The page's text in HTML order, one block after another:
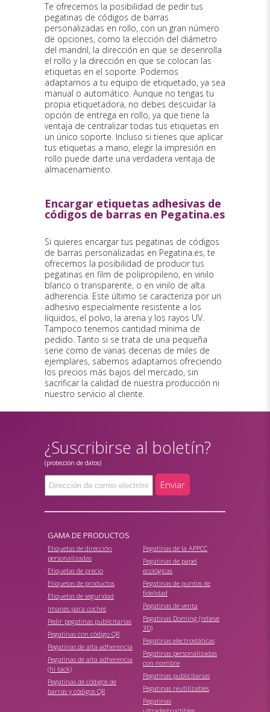
Te ofrecemos la posibilidad de pedir tus
pegatinas de códigos de barras
personalizadas en rollo, con un gran número
de opciones, como la elección del diámetro
del mandril, la dirección en que se desenrolla
el rollo y la dirección en que se colocan las
etiquetas en el soporte. Podemos
adaptarnos a tu equipo de etiquetado, ya sea
manual o automático. Aunque no tengas tu
propia etiquetadora, no debes descuidar la
opción de entrega en rollo, ya que tiene la
ventaja de centralizar todas tus etiquetas en
un único soporte. Incluso si tienes que aplicar
tus etiquetas a mano, elegir la impresión en
rollo puede darte una verdadera ventaja de
almacenamiento.
Encargar etiquetas adhesivas de
códigos de barras en Pegatina.es
Si quieres encargar tus pegatinas de códigos
de barras personalizadas en Pegatina.es, te
ofrecemos la posibilidad de producir tus
pegatinas en film de polipropileno, en vinilo
blanco o transparente, o en vinilo de alta
adherencia. Este último se caracteriza por un
adhesivo especialmente resistente a los
líquidos, el polvo, la arena y los rayos UV.
Tampoco tenemos cantidad mínima de
pedido. Tanto si se trata de una pequeña
serie como de varias decenas de miles de
ejemplares, sabemos adaptarnos ofreciendo
los precios más bajos del mercado, sin
sacrificar la calidad de nuestra producción ni
nuestro servicio al cliente.
¿Suscribirse al boletín?
(protección de datos)
Enviar
GAMA DE PRODUCTOS
Etiquetas de dirección
personalizadas
Etiquetas de precio
Etiquetas de productos
Etiquetas de seguridad
Imanes para coches
Pedir pegatinas publicitarias
Pegatinas con código QR
Pegatinas de alta adherencia
Pegatinas de alta adherencia
(hi tack)
Pegatinas de códigos de
barras y códigos QR
Pegatinas de la APPCC
Pegatinas de papel
ecológicas
Pegatinas de puntos de
fidelidad
Pegatinas de venta
Pegatinas Doming (relieve
3D)
Pegatinas electrostáticas
Pegatinas personalizadas
con nombre
Pegatinas publicitarias
Pegatinas reutilizables
Pegatinas